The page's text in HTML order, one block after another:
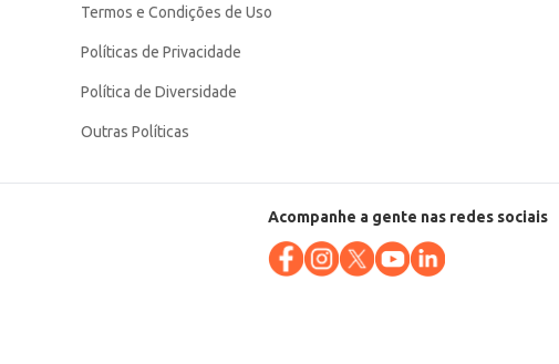
Termos e Condições de Uso
Políticas de Privacidade
Política de Diversidade
Outras Políticas
Acompanhe a gente nas redes sociais